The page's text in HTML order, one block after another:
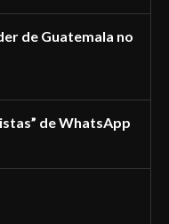
de Guatemala no
de WhatsApp